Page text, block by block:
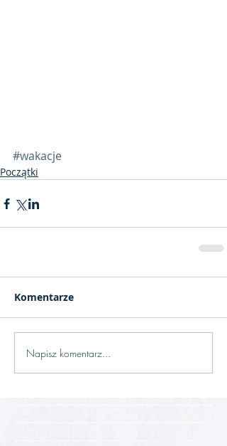
#wakacje
Początki
Komentarze
Napisz komentarz...